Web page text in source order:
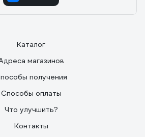
Каталог
магазинов
получения
Способы оплаты
Что улучшить?
Контакты